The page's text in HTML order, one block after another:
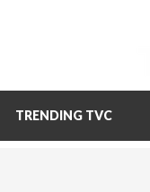
TRENDING TVC